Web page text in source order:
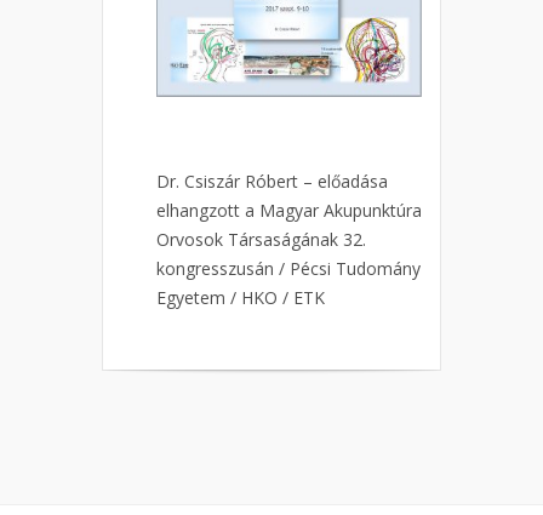
Dr. Csiszár Róbert – előadása
elhangzott a Magyar Akupunktúra
Orvosok Társaságának 32.
kongresszusán / Pécsi Tudomány
Egyetem / HKO / ETK